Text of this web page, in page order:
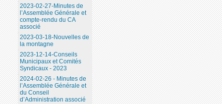
2023-02-27-Minutes de
l’Assemblée Générale et
compte-rendu du CA
associé
2023-03-18-Nouvelles de
la montagne
2023-12-14-Conseils
Municipaux et Comités
Syndicaux - 2023
2024-02-26 - Minutes de
l’Assemblée Générale et
du Conseil
d’Administration associé